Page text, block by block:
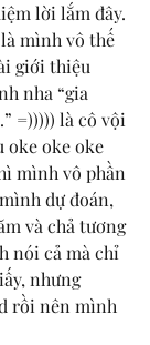
lời lắm đây.
mình vô thế
giới thiệu
nha “gia
=))))) là cô vội
oke oke oke
mình vô phần
dự đoán,
và chả tương
nói cả mà chỉ
nhưng
rồi nên mình